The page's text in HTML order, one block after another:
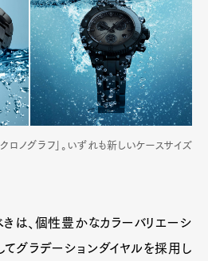
ノグラフ」。いずれも新しいケースサイズ
は、個性豊かなカラーバリエーシ
てグラデーションダイヤルを採用し